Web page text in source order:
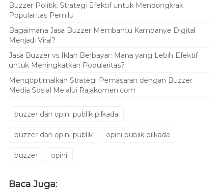
Buzzer Politik: Strategi Efektif untuk Mendongkrak
Popularitas Pemilu
Bagaimana Jasa Buzzer Membantu Kampanye Digital
Menjadi Viral?
Jasa Buzzer vs Iklan Berbayar: Mana yang Lebih Efektif
untuk Meningkatkan Popularitas?
Mengoptimalkan Strategi Pemasaran dengan Buzzer
Media Sosial Melalui Rajakomen.com
buzzer dan opini publik pilkada
buzzer dan opini publik opini publik pilkada
buzzer opini
Baca Juga: